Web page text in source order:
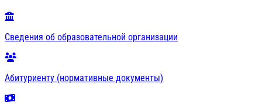
Сведения об образовательной организации
Абитуриенту (нормативные документы)